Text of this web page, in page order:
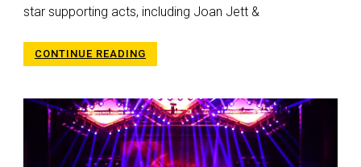
star supporting acts, including Joan Jett &
CONTINUE READING